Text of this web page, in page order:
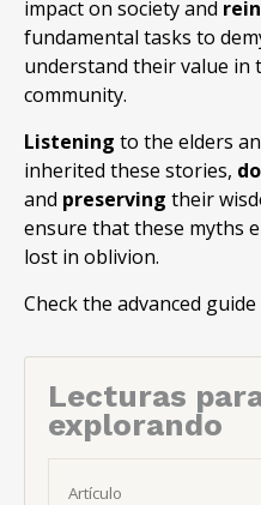
impact on society and
fundamental tasks to
understand their value in
community.
Listening to the elders
inherited these stories,
and preserving their
ensure that these myths
lost in oblivion.
Check the advanced
Lecturas
explorando
Artículo